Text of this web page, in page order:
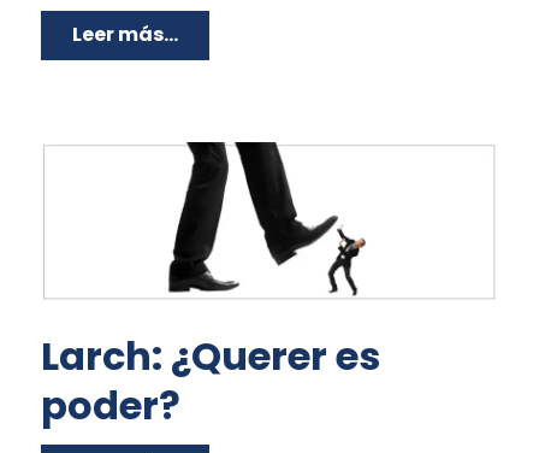
Leer más...
Larch: ¿Querer es
poder?